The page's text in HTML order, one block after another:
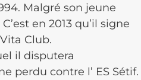
Malgré son jeune
C’est en 2013 qu’il signe
Club.
il disputera
perdu contre l’ ES Sétif.